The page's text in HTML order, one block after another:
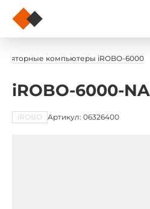
компьютеры iROBO-6000
iROBO-6000-
iROBO Артикул: 06326400